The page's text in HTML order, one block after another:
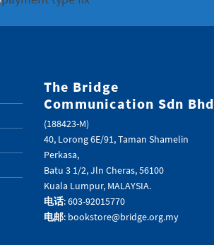
The Bridge
Communication Sdn Bhd
(188423-M)
40, Lorong 6E/91, Taman Shamelin
Perkasa,
Batu 3 1/2, Jln Cheras, 56100
Kuala Lumpur, MALAYSIA.
电话: 603-92015770
电邮: bookstore@bridge.org.my